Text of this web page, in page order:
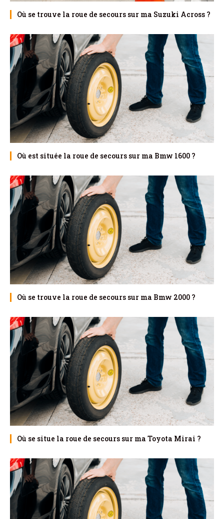
Où se trouve la roue de secours sur ma Suzuki Across ?
Où est située la roue de secours sur ma Bmw 1600 ?
Où se trouve la roue de secours sur ma Bmw 2000 ?
Où se situe la roue de secours sur ma Toyota Mirai ?